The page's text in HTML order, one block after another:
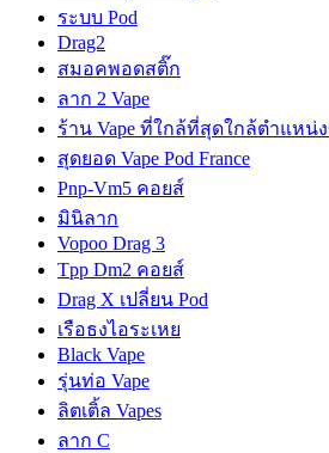
ระบบ Pod
Drag2
สมอคพอดสติ๊ก
ลาก 2 Vape
ร้าน Vape ที่ใกล้ที่สุดใกล้ตำแหน่
สุดยอด Vape Pod France
Pnp-Vm5 คอยส์
มินิลาก
Vopoo Drag 3
Tpp Dm2 คอยส์
Drag X เปลี่ยน Pod
เรือธงไอระเหย
Black Vape
รุ่นท่อ Vape
ลิตเติ้ล Vapes
ลาก C